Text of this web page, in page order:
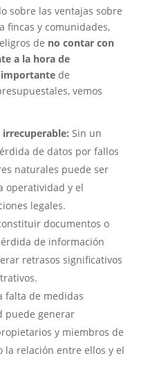
sobre las ventajas sobre
fincas y comunidades,
de no contar con
a la hora de
de
vemos
Sin un
de datos por fallos
naturales puede ser
operatividad y el
legales.
documentos o
de información
retrasos significativos
falta de medidas
puede generar
y miembros de
la relación entre ellos y el